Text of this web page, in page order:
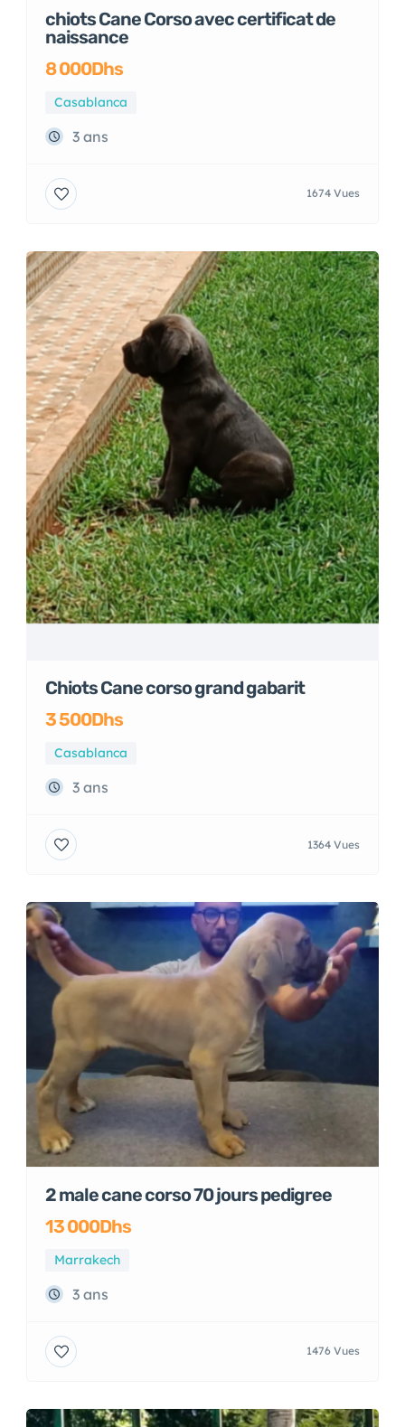
chiots Cane Corso avec certificat de
naissance
8 000Dhs
Casablanca
3 ans
1674 Vues
Chiots Cane corso grand gabarit
Casablanca
3 ans
1364 Vues
2 male cane corso 70 jours pedigree